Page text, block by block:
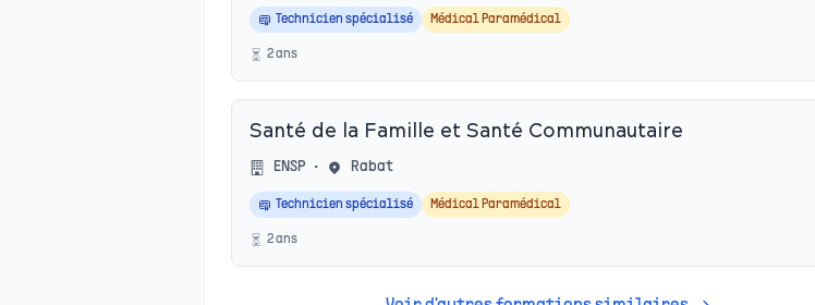
Technicien spécialisé Médical Paramédical
2ans
Santé de la Famille et Santé Communautaire
ENSP • Rabat
Technicien spécialisé Médical Paramédical
2ans